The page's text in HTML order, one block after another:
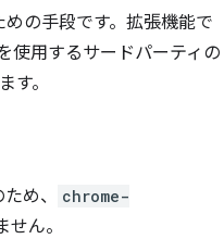
の手段です。拡張機能で
使用するサードパーティの
。
め、
chrome-
ん。